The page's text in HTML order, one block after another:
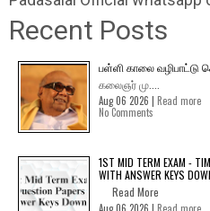
Recent Posts
பள்ளி காலை வழிபாட்டு
கலைஞர் மு....
Aug 06 2026 | Read more
No Comments
1ST MID TERM EXAM -
WITH ANSWER KEYS
Read More